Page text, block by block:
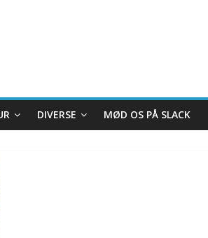
DIVERSE MØD OS PÅ SLACK